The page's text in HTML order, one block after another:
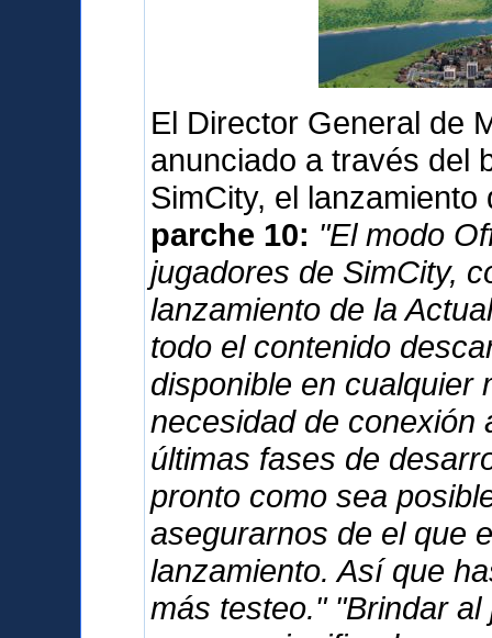
El Director General de
anunciado a través del
SimCity, el
parche 10: "El modo
jugadores de SimCity,
lanzamiento de la
todo el contenido
disponible en cualquier
necesidad de conexión
últimas fases de
pronto como sea
asegurarnos de el que
lanzamiento. Así que
más testeo." "Brindar